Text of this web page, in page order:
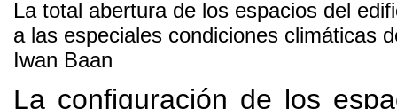
La total abertura de los espacios del
a las especiales condiciones climáticas
Iwan Baan
La configuración de los